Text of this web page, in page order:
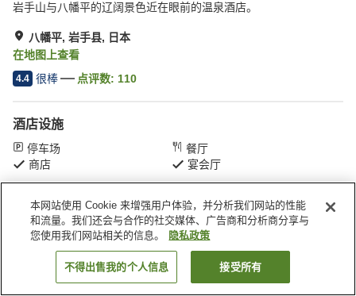
岩手山与八幡平的辽阔景色近在眼前的温泉酒店。
八幡平, 岩手县, 日本
在地图上查看
4.4 很棒 点评数: 110
酒店设施
停车场
餐厅
商店
宴会厅
首页 日本 岩手县 八幡平 藤七温泉 彩云庄
搜索客房
本网站使用 Cookie 来增强用户体验，并分析我们网站的性能
和流量。我们还会与合作的社交媒体、广告商和分析商分享与
您使用我们网站相关的信息。
隐私政策
不得出售我的个人信息 接受所有